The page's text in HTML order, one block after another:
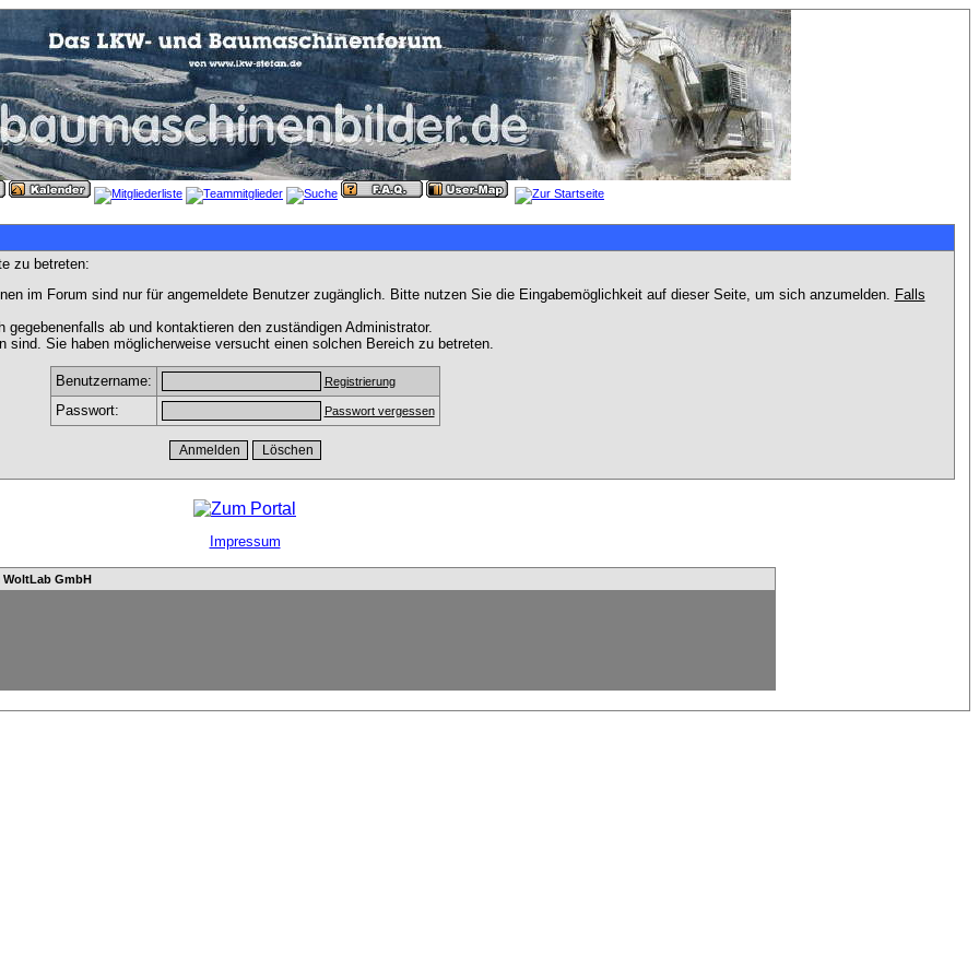
zu betreten:
im Forum sind nur für angemeldete Benutzer zugänglich. Bitte nutzen Sie die Eingabemöglichkeit auf dieser Seite, um sich anzumelden. Falls
ab und kontaktieren den zuständigen Administrator.
Sie haben möglicherweise versucht einen solchen Bereich zu betreten.
Benutzername: Registrierung
Passwort: Passwort vergessen
Impressum
WoltLab GmbH